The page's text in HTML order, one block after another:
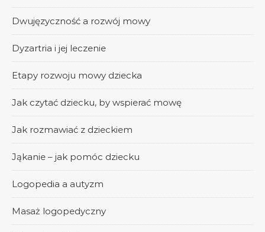
Dwujęzyczność a rozwój mowy
Dyzartria i jej leczenie
Etapy rozwoju mowy dziecka
Jak czytać dziecku, by wspierać mowę
Jak rozmawiać z dzieckiem
Jąkanie – jak pomóc dziecku
Logopedia a autyzm
Masaż logopedyczny